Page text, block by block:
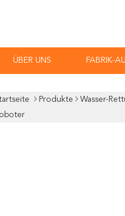
ÜBER UNS FABRIK-
Produkte Wasser-